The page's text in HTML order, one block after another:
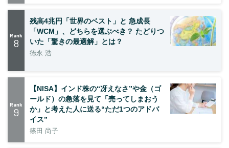
Rank
8
残高4兆円「世界のベスト」と 急成長
「WCM」、どちらを選ぶべき？ たどりつ
いた「驚きの最適解」とは？
徳永 浩
Rank
9
【NISA】インド株の“冴えなさ”や金（ゴ
ールド）の急落を見て「売ってしまおう
か」と考えた人に送る“ただ1つのアドバ
イス”
篠田 尚子